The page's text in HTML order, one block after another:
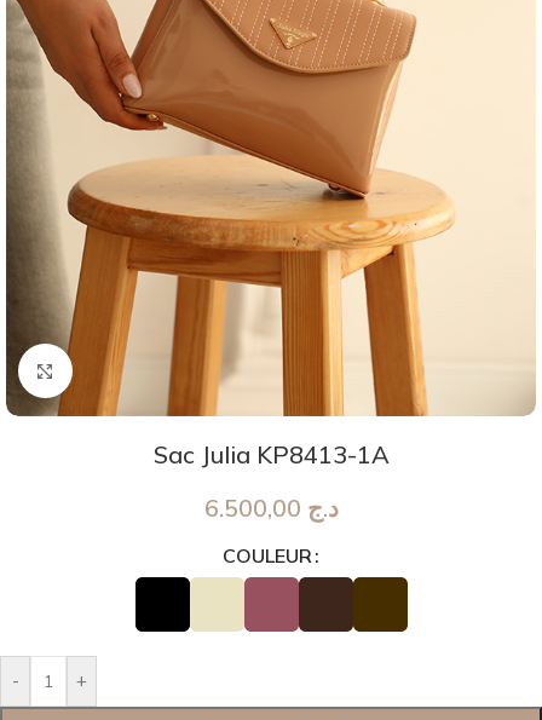
Agrandir
Sac Julia KP8413-1A
د.ج
COULEUR
- +